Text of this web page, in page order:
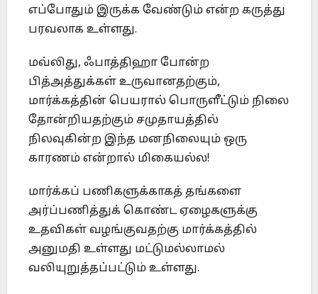
எப்போதும் இருக்க வேண்டும் என்ற கருத்து
பரவலாக உள்ளது.
மவ்லிது, ஃபாத்திஹா போன்ற
பித்அத்துக்கள் உருவானதற்கும்,
மார்க்கத்தின் பெயரால் பொருளீட்டும் நிலை
தோன்றியதற்கும் சமுதாயத்தில்
நிலவுகின்ற இந்த மனநிலையும் ஒரு
காரணம் என்றால் மிகையல்ல!
மார்க்கப் பணிகளுக்காகத் தங்களை
அர்ப்பணித்துக் கொண்ட ஏழைகளுக்கு
உதவிகள் வழங்குவதற்கு மார்க்கத்தில்
அனுமதி உள்ளது மட்டுமல்லாமல்
வலியுறுத்தப்பட்டும் உள்ளது.